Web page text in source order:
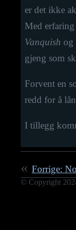
er det ikke
Med
Vanquish og
gjeng som
Forvent en
redd for å
I tillegg
Forrige:
© Copyright